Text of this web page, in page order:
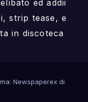
ed addii
strip tease, e
in discoteca
Newspaperex di